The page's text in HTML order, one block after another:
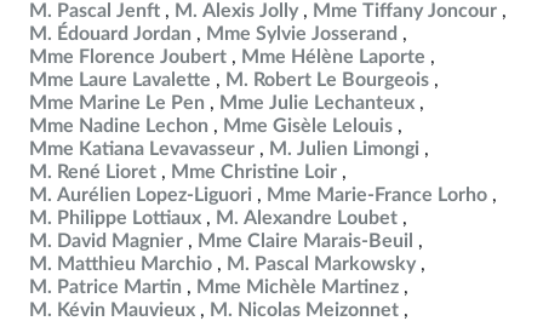
M. Pascal Jenft
M. Alexis Jolly
Mme Tiffany Joncour
M. Édouard Jordan
Mme Sylvie Josserand
Mme Florence Joubert
Mme Hélène Laporte
Mme Laure Lavalette
M. Robert Le Bourgeois
Mme Marine Le Pen
Mme Julie Lechanteux
Mme Nadine Lechon
Mme Gisèle Lelouis
Mme Katiana Levavasseur
M. Julien Limongi
M. René Lioret
Mme Christine Loir
M. Aurélien Lopez-Liguori
Mme Marie-France Lorho
M. Philippe Lottiaux
M. Alexandre Loubet
M. David Magnier
Mme Claire Marais-Beuil
M. Matthieu Marchio
M. Pascal Markowsky
M. Patrice Martin
Mme Michèle Martinez
M. Kévin Mauvieux
M. Nicolas Meizonnet